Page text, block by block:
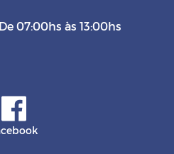
07:00hs às 13:00hs